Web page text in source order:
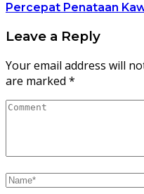
Percepat Penataan
Leave a Reply
Your email address will
are marked *